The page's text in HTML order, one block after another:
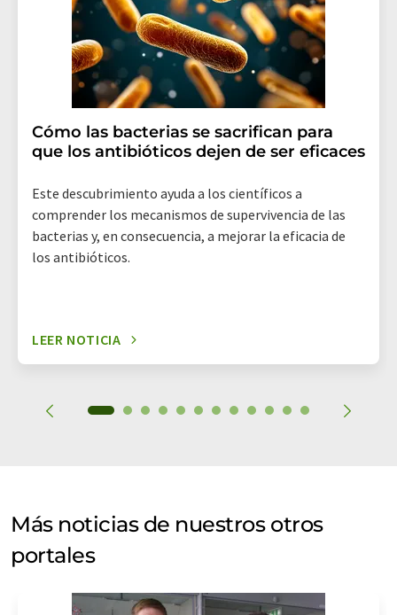
electrónico se incluye un enlace para anular la
suscripción al boletín informativo correspondiente.
Cómo las bacterias se sacrifican para
que los antibióticos dejen de ser eficaces
Este descubrimiento ayuda a los científicos a
comprender los mecanismos de supervivencia de las
bacterias y, en consecuencia, a mejorar la eficacia de
los antibióticos.
LEER NOTICIA
Más noticias de nuestros otros
portales